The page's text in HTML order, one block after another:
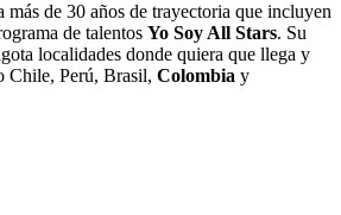
más de 30 años de trayectoria que incluyen
de talentos Yo Soy All Stars. Su
localidades donde quiera que llega y
Chile, Perú, Brasil, Colombia y